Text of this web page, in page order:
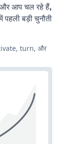
आप चल रहे हैं,
बड़ी चुनौती
turn, और